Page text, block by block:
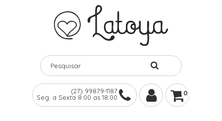
(27) 99879-1187
Seg. a Sexta 8:00 as 18:00
0